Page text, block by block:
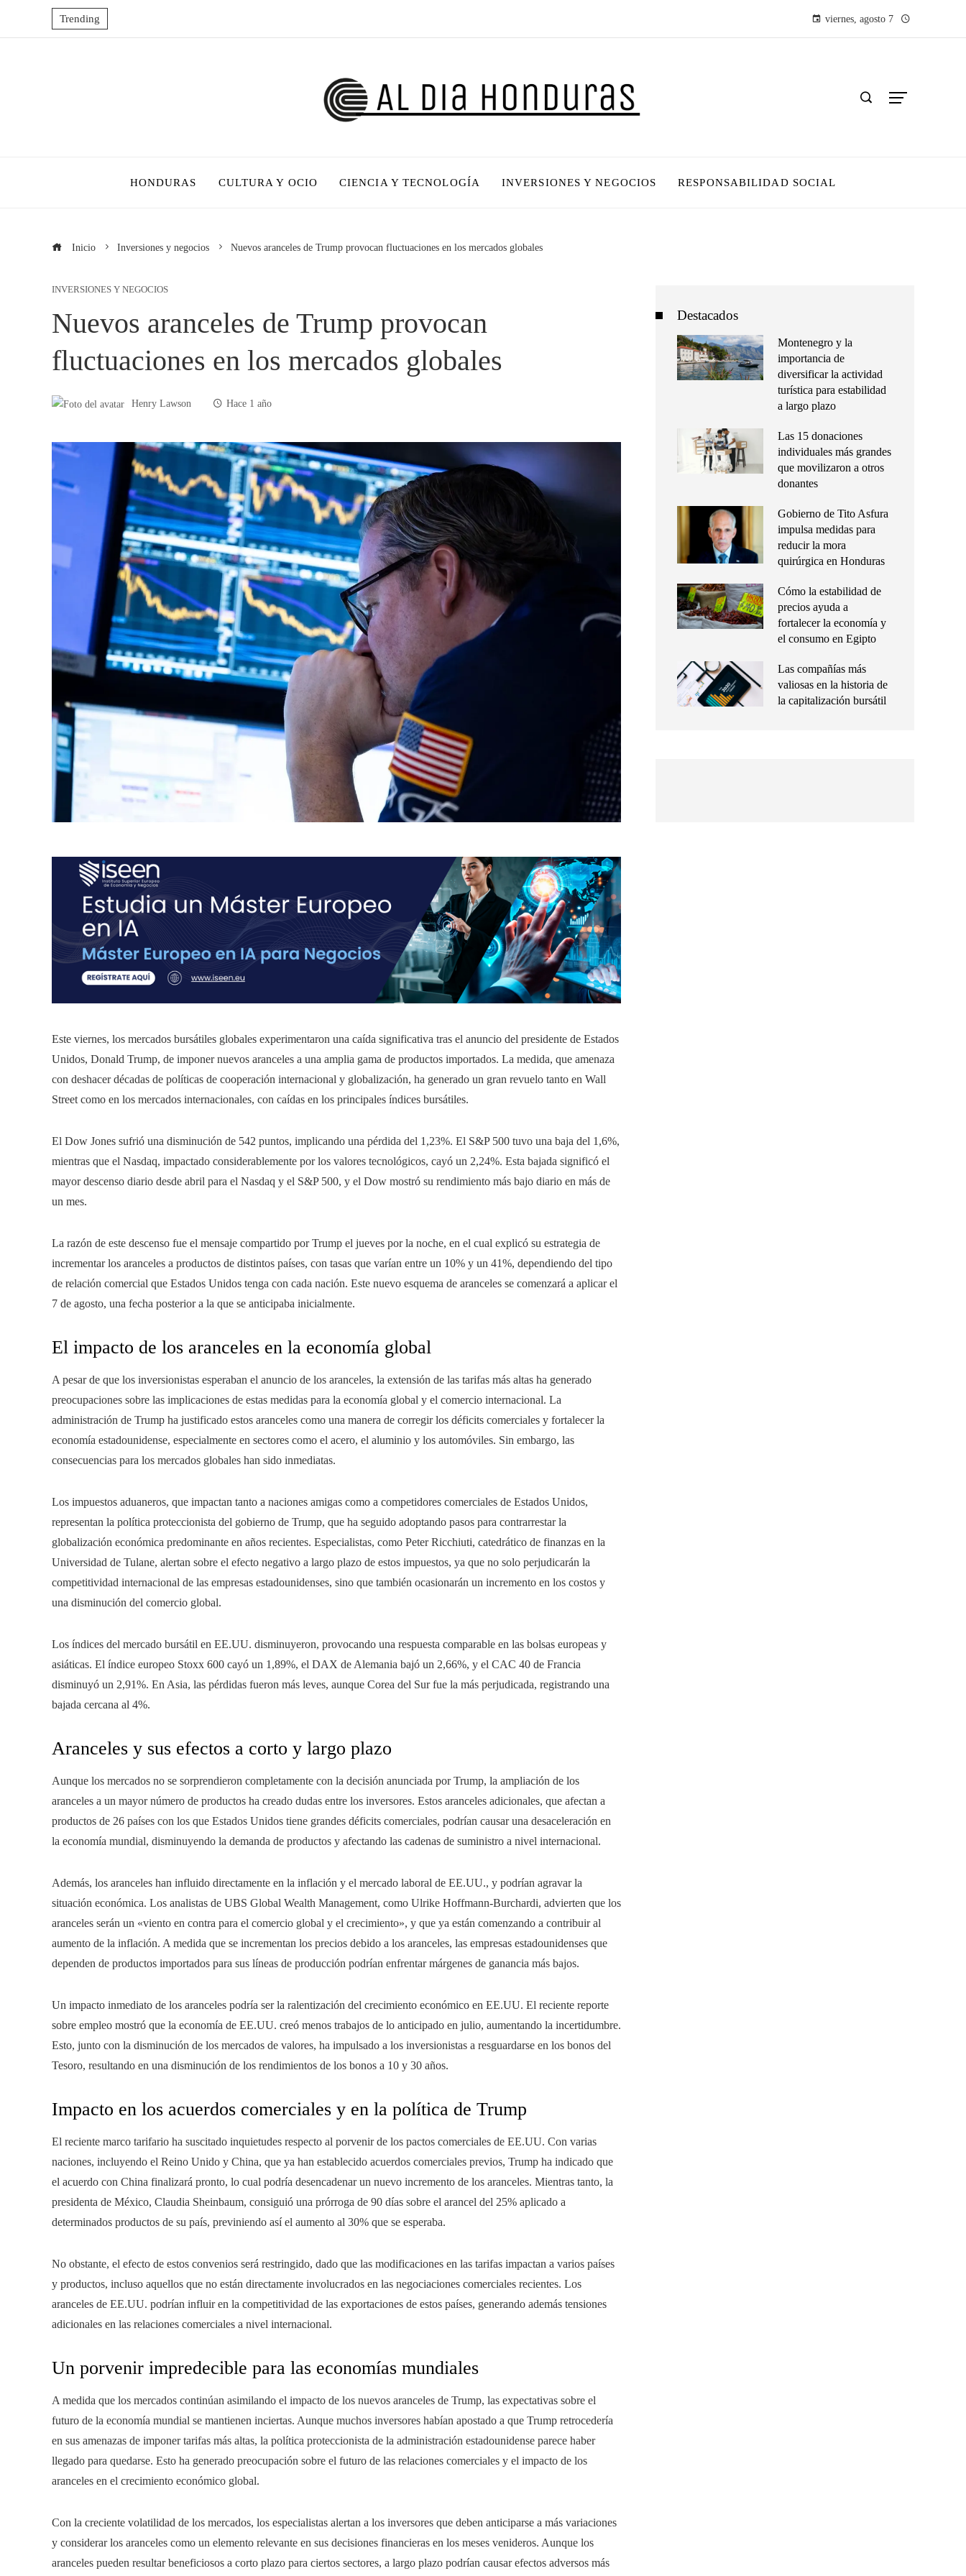
Trending viernes, agosto 7
HONDURAS CULTURA Y OCIO CIENCIA Y TECNOLOGÍA INVERSIONES Y NEGOCIOS RESPONSABILIDAD SOCIAL
Inicio Inversiones y negocios Nuevos aranceles de Trump provocan fluctuaciones en los mercados globales
INVERSIONES Y NEGOCIOS
Nuevos aranceles de Trump provocan
fluctuaciones en los mercados globales
Henry Lawson Hace 1 año
Este viernes, los mercados bursátiles globales experimentaron una caída significativa tras el anuncio del presidente de Estados
Unidos, Donald Trump, de imponer nuevos aranceles a una amplia gama de productos importados. La medida, que amenaza
con deshacer décadas de políticas de cooperación internacional y globalización, ha generado un gran revuelo tanto en Wall
Street como en los mercados internacionales, con caídas en los principales índices bursátiles.
El Dow Jones sufrió una disminución de 542 puntos, implicando una pérdida del 1,23%. El S&P 500 tuvo una baja del 1,6%,
mientras que el Nasdaq, impactado considerablemente por los valores tecnológicos, cayó un 2,24%. Esta bajada significó el
mayor descenso diario desde abril para el Nasdaq y el S&P 500, y el Dow mostró su rendimiento más bajo diario en más de
un mes.
La razón de este descenso fue el mensaje compartido por Trump el jueves por la noche, en el cual explicó su estrategia de
incrementar los aranceles a productos de distintos países, con tasas que varían entre un 10% y un 41%, dependiendo del tipo
de relación comercial que Estados Unidos tenga con cada nación. Este nuevo esquema de aranceles se comenzará a aplicar el
7 de agosto, una fecha posterior a la que se anticipaba inicialmente.
El impacto de los aranceles en la economía global
A pesar de que los inversionistas esperaban el anuncio de los aranceles, la extensión de las tarifas más altas ha generado
preocupaciones sobre las implicaciones de estas medidas para la economía global y el comercio internacional. La
administración de Trump ha justificado estos aranceles como una manera de corregir los déficits comerciales y fortalecer la
economía estadounidense, especialmente en sectores como el acero, el aluminio y los automóviles. Sin embargo, las
consecuencias para los mercados globales han sido inmediatas.
Los impuestos aduaneros, que impactan tanto a naciones amigas como a competidores comerciales de Estados Unidos,
representan la política proteccionista del gobierno de Trump, que ha seguido adoptando pasos para contrarrestar la
globalización económica predominante en años recientes. Especialistas, como Peter Ricchiuti, catedrático de finanzas en la
Universidad de Tulane, alertan sobre el efecto negativo a largo plazo de estos impuestos, ya que no solo perjudicarán la
competitividad internacional de las empresas estadounidenses, sino que también ocasionarán un incremento en los costos y
una disminución del comercio global.
Los índices del mercado bursátil en EE.UU. disminuyeron, provocando una respuesta comparable en las bolsas europeas y
asiáticas. El índice europeo Stoxx 600 cayó un 1,89%, el DAX de Alemania bajó un 2,66%, y el CAC 40 de Francia
disminuyó un 2,91%. En Asia, las pérdidas fueron más leves, aunque Corea del Sur fue la más perjudicada, registrando una
bajada cercana al 4%.
Aranceles y sus efectos a corto y largo plazo
Aunque los mercados no se sorprendieron completamente con la decisión anunciada por Trump, la ampliación de los
aranceles a un mayor número de productos ha creado dudas entre los inversores. Estos aranceles adicionales, que afectan a
productos de 26 países con los que Estados Unidos tiene grandes déficits comerciales, podrían causar una desaceleración en
la economía mundial, disminuyendo la demanda de productos y afectando las cadenas de suministro a nivel internacional.
Además, los aranceles han influido directamente en la inflación y el mercado laboral de EE.UU., y podrían agravar la
situación económica. Los analistas de UBS Global Wealth Management, como Ulrike Hoffmann-Burchardi, advierten que los
aranceles serán un «viento en contra para el comercio global y el crecimiento», y que ya están comenzando a contribuir al
aumento de la inflación. A medida que se incrementan los precios debido a los aranceles, las empresas estadounidenses que
dependen de productos importados para sus líneas de producción podrían enfrentar márgenes de ganancia más bajos.
Un impacto inmediato de los aranceles podría ser la ralentización del crecimiento económico en EE.UU. El reciente reporte
sobre empleo mostró que la economía de EE.UU. creó menos trabajos de lo anticipado en julio, aumentando la incertidumbre.
Esto, junto con la disminución de los mercados de valores, ha impulsado a los inversionistas a resguardarse en los bonos del
Tesoro, resultando en una disminución de los rendimientos de los bonos a 10 y 30 años.
Impacto en los acuerdos comerciales y en la política de Trump
El reciente marco tarifario ha suscitado inquietudes respecto al porvenir de los pactos comerciales de EE.UU. Con varias
naciones, incluyendo el Reino Unido y China, que ya han establecido acuerdos comerciales previos, Trump ha indicado que
el acuerdo con China finalizará pronto, lo cual podría desencadenar un nuevo incremento de los aranceles. Mientras tanto, la
presidenta de México, Claudia Sheinbaum, consiguió una prórroga de 90 días sobre el arancel del 25% aplicado a
determinados productos de su país, previniendo así el aumento al 30% que se esperaba.
No obstante, el efecto de estos convenios será restringido, dado que las modificaciones en las tarifas impactan a varios países
y productos, incluso aquellos que no están directamente involucrados en las negociaciones comerciales recientes. Los
aranceles de EE.UU. podrían influir en la competitividad de las exportaciones de estos países, generando además tensiones
adicionales en las relaciones comerciales a nivel internacional.
Un porvenir impredecible para las economías mundiales
A medida que los mercados continúan asimilando el impacto de los nuevos aranceles de Trump, las expectativas sobre el
futuro de la economía mundial se mantienen inciertas. Aunque muchos inversores habían apostado a que Trump retrocedería
en sus amenazas de imponer tarifas más altas, la política proteccionista de la administración estadounidense parece haber
llegado para quedarse. Esto ha generado preocupación sobre el futuro de las relaciones comerciales y el impacto de los
aranceles en el crecimiento económico global.
Con la creciente volatilidad de los mercados, los especialistas alertan a los inversores que deben anticiparse a más variaciones
y considerar los aranceles como un elemento relevante en sus decisiones financieras en los meses venideros. Aunque los
aranceles pueden resultar beneficiosos a corto plazo para ciertos sectores, a largo plazo podrían causar efectos adversos más
Destacados
Montenegro y la
importancia de
diversificar la actividad
turística para estabilidad
a largo plazo
Las 15 donaciones
individuales más grandes
que movilizaron a otros
donantes
Gobierno de Tito Asfura
impulsa medidas para
reducir la mora
quirúrgica en Honduras
Cómo la estabilidad de
precios ayuda a
fortalecer la economía y
el consumo en Egipto
Las compañías más
valiosas en la historia de
la capitalización bursátil